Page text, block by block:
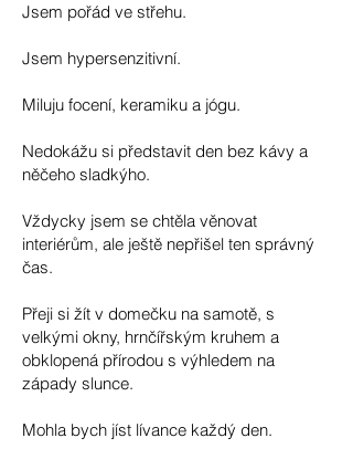
Jsem pořád ve střehu.
Jsem hypersenzitivní.
Miluju focení, keramiku a jógu.
Nedokážu si představit den bez kávy a
něčeho sladkýho.
Vždycky jsem se chtěla věnovat
interiérům, ale ještě nepřišel ten správný
čas.
Přeji si žít v domečku na samotě, s
velkými okny, hrnčířským kruhem a
obklopená přírodou s výhledem na
západy slunce.
Mohla bych jíst lívance každý den.